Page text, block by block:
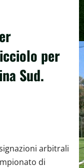
per
Sud.
di